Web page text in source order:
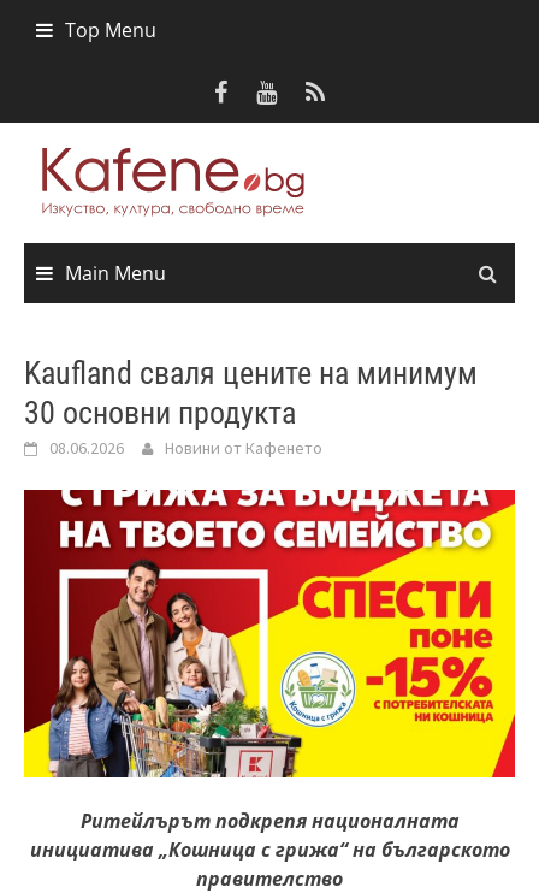
Top Menu
Main Menu
Kaufland сваля цените на минимум
30 основни продукта
08.06.2026 Новини от Кафенето
Ритейлърът подкрепя националната
инициатива „Кошница с грижа“ на българското
правителство